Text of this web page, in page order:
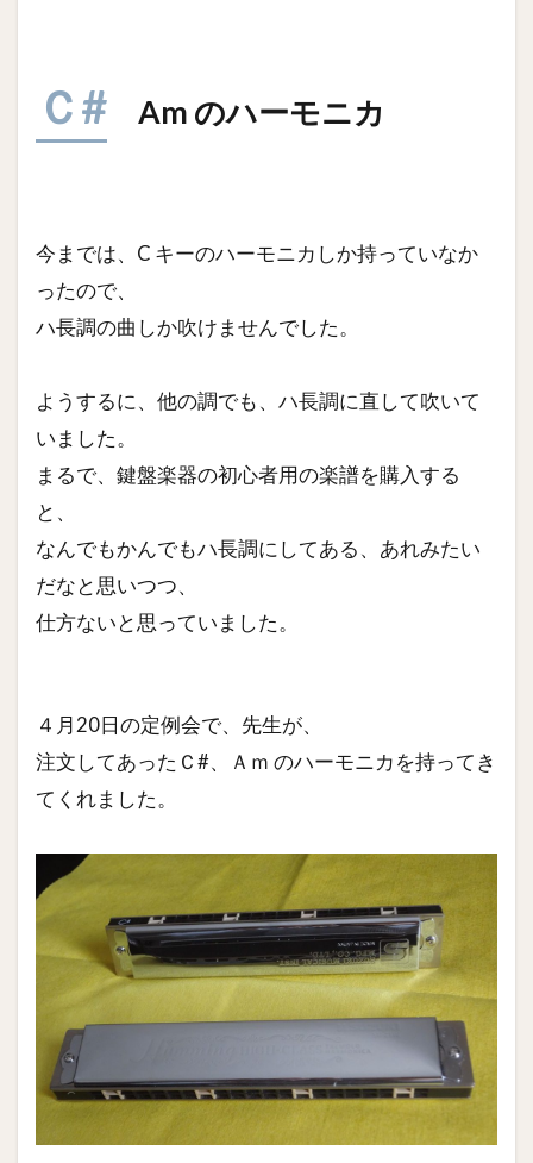
Ｃ# Am のハーモニカ
今までは、C キーのハーモニカしか持っていなか
ったので、
ハ長調の曲しか吹けませんでした。
ようするに、他の調でも、ハ長調に直して吹いて
いました。
まるで、鍵盤楽器の初心者用の楽譜を購入する
と、
なんでもかんでもハ長調にしてある、あれみたい
だなと思いつつ、
仕方ないと思っていました。
４月20日の定例会で、先生が、
注文してあったＣ#、Ａｍ のハーモニカを持ってき
てくれました。